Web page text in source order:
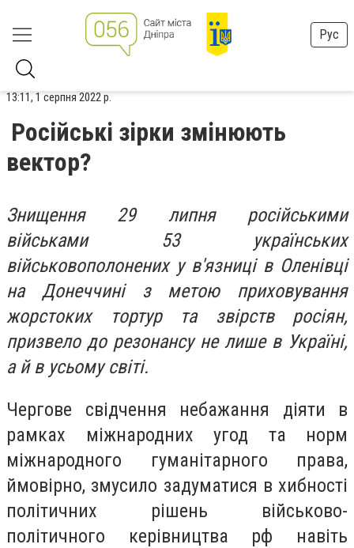
Рус
13:11, 1 серпня 2022 р.
Російські зірки змінюють
вектор?
Знищення 29 липня російськими
військами 53 українських
військовополонених у в'язниці в Оленівці
на Донеччині з метою приховування
жорстоких тортур та звірств росіян,
призвело до резонансу не лише в Україні,
а й в усьому світі.
Чергове свідчення небажання діяти в
рамках міжнародних угод та норм
міжнародного гуманітарного права,
ймовірно, змусило задуматися в хибності
політичних рішень військово-
політичного керівництва рф навіть